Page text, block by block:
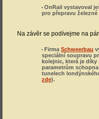
OnRail vystavoval
pro přepravu
Na závěr se podívejme na
FirmaSchweerbau
speciální soupravu
kolejnic, která je díky
parametrům
tunelech
zde).